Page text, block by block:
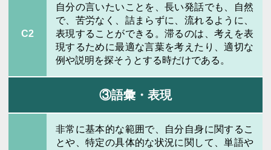
C2
自分の言いたいことを、長い発話でも、自然
で、苦労なく、詰まらずに、流れるように、
表現することができる。滞るのは、考えを表
現するために最適な言葉を考えたり、適切な
例や説明を探そうとする時だけである。
③語彙・表現
非常に基本的な範囲で、自分自身に関するこ
とや、特定の具体的な状況に関して、単語や